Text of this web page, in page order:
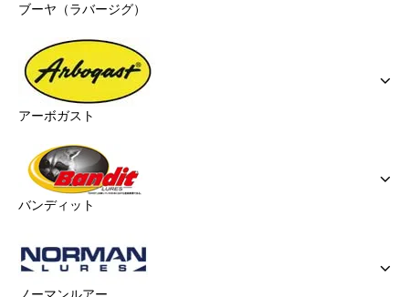
ブーヤ（ラバージグ）
アーボガスト
バンディット